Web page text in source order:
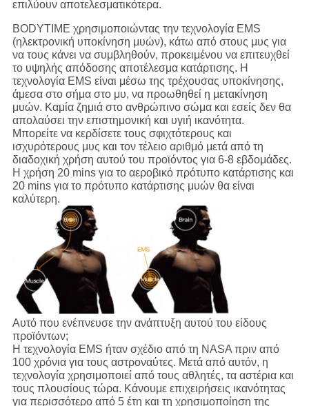
επιλύουν αποτελεσματικότερα.
BODYTIME χρησιμοποιώντας την τεχνολογία EMS
(ηλεκτρονική υποκίνηση μυών), κάτω από στους μυς για
να τους κάνει να συμβληθούν, προκειμένου να επιτευχθεί
το υψηλής απόδοσης αποτέλεσμα κατάρτισης. Η
τεχνολογία EMS είναι μέσω της τρέχουσας υποκίνησης,
άμεσα στο σήμα στο μυ, να προωθηθεί η μετακίνηση
μυών. Καμία ζημιά στο ανθρώπινο σώμα και εσείς δεν θα
απολαύσει την επιστημονική και υγιή ικανότητα.
Μπορείτε να κερδίσετε τους σφιχτότερους και
ισχυρότερους μυς και τον τέλειο αριθμό μετά από τη
διαδοχική χρήση αυτού του προϊόντος για 6-8 εβδομάδες.
Η χρήση 20 mins για το αεροβικό πρότυπο κατάρτισης και
20 mins για το πρότυπο κατάρτισης μυών θα είναι
καλύτερη.
Αυτό που ενέπνευσε την ανάπτυξη αυτού του είδους
προϊόντων;
Η τεχνολογία EMS ήταν σχέδιο από τη NASA πριν από
100 χρόνια για τους αστροναύτες. Μετά από αυτόν, η
τεχνολογία χρησιμοποιεί από τους αθλητές, τα αστέρια και
τους πλουσίους τώρα. Κάνουμε επιχειρήσεις ικανότητας
για περισσότερο από 5 έτη και τη χρησιμοποίηση της